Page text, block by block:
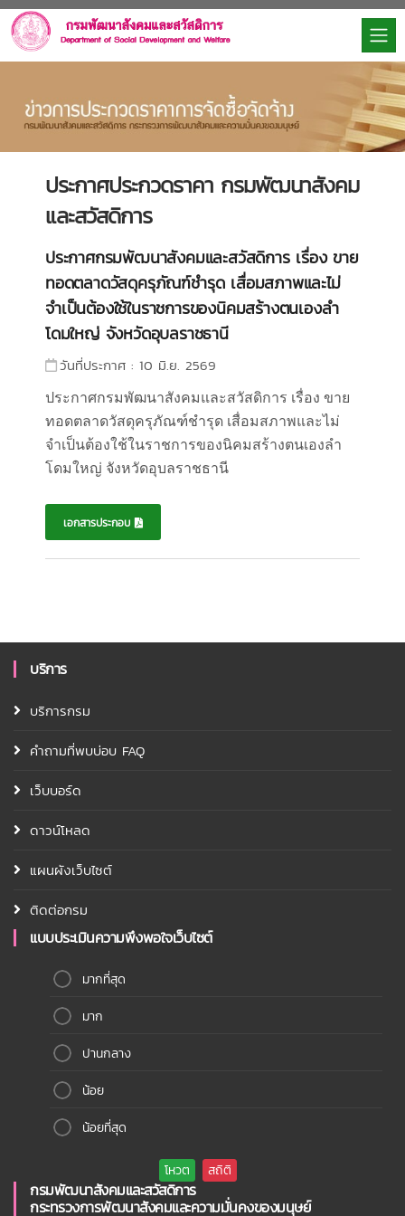
ประกาศประกวดราคา กรมพัฒนาสังคม
และสวัสดิการ
ประกาศกรมพัฒนาสังคมและสวัสดิการ เรื่อง ขาย
ทอดตลาดวัสดุครุภัณฑ์ชำรุด เสื่อมสภาพและไม่
จำเป็นต้องใช้ในราชการของนิคมสร้างตนเองลำ
โดมใหญ่ จังหวัดอุบลราชธานี
วันที่ประกาศ : 10 มิ.ย. 2569
ประกาศกรมพัฒนาสังคมและสวัสดิการ เรื่อง ขาย
ทอดตลาดวัสดุครุภัณฑ์ชำรุด เสื่อมสภาพและไม่
จำเป็นต้องใช้ในราชการของนิคมสร้างตนเองลำ
โดมใหญ่ จังหวัดอุบลราชธานี
เอกสารประกอบ
บริการ
บริการกรม
คำถามที่พบบ่อบ FAQ
เว็บบอร์ด
ดาวน์โหลด
แผนผังเว็บไซต์
ติดต่อกรม
แบบประเมินความพึงพอใจเว็บไซต์
มากที่สุด
มาก
ปานกลาง
น้อย
น้อยที่สุด
กรมพัฒนาสังคมและสวัสดิการ
กระทรวงการพัฒนาสังคมและความมั่นคงของมนุษย์